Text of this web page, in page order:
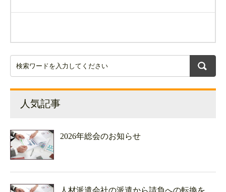
人気記事
2026年総会のお知らせ